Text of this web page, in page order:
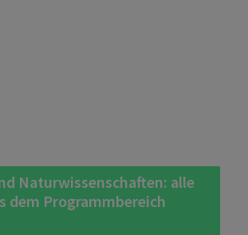
Naturwissenschaften: alle
dem Programmbereich